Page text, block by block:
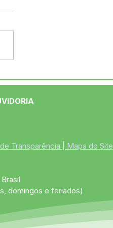
o curso de
no Jordão.
Transparência Mapa do Site
domingos e feriados)